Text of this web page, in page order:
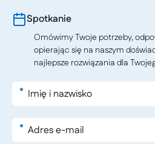
Spotkanie
Omówimy Twoje potrzeby,
opierając się na naszym
najlepsze rozwiązania dla
*
*